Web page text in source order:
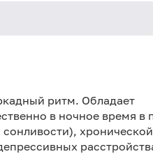
ритм. Обладает
в ночное время в